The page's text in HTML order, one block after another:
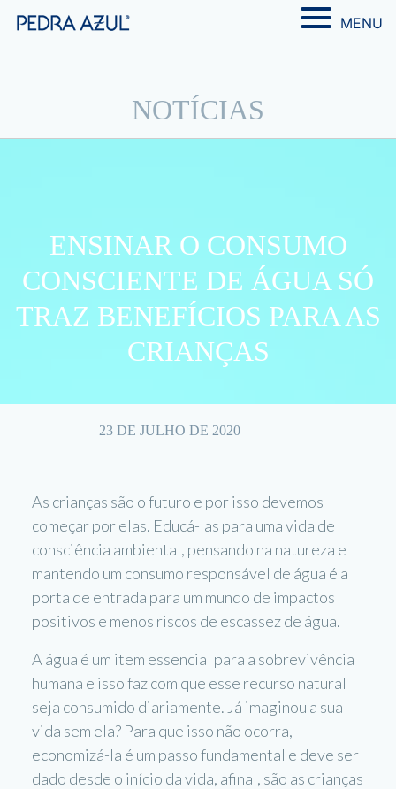
MENU
NOTÍCIAS
ENSINAR O CONSUMO
CONSCIENTE DE ÁGUA SÓ
TRAZ BENEFÍCIOS PARA AS
CRIANÇAS
23 DE JULHO DE 2020
As crianças são o futuro e por isso devemos
começar por elas. Educá-las para uma vida de
consciência ambiental, pensando na natureza e
mantendo um consumo responsável de água é a
porta de entrada para um mundo de impactos
positivos e menos riscos de escassez de água.
A água é um item essencial para a sobrevivência
humana e isso faz com que esse recurso natural
seja consumido diariamente. Já imaginou a sua
vida sem ela? Para que isso não ocorra,
economizá-la é um passo fundamental e deve ser
dado desde o início da vida, afinal, são as crianças